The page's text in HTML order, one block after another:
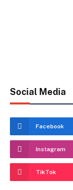
Social Media
Facebook
Instagram
TikTok